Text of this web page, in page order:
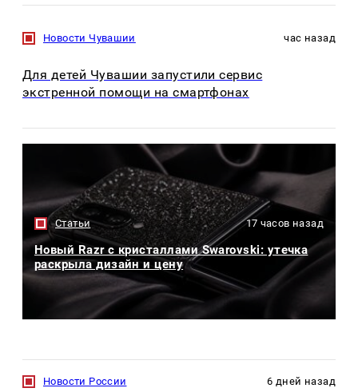
Новости Чувашии час назад
Для детей Чувашии запустили сервис
экстренной помощи на смартфонах
Статьи 17 часов назад
Новый Razr с кристаллами Swarovski: утечка
раскрыла дизайн и цену
Новости России 6 дней назад